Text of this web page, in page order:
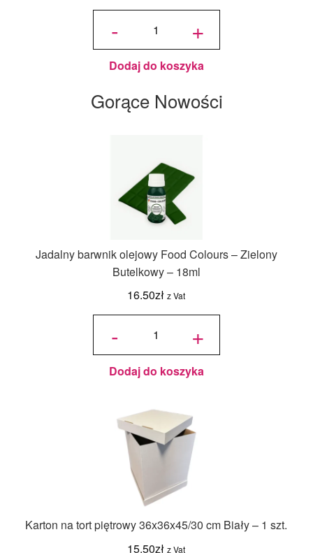
-
ilość
Pastylki
Jasne
125 g -
Wilton
+
Dodaj do koszyka
Gorące Nowości
Jadalny barwnik olejowy Food Colours – Zielony
Butelkowy – 18ml
16.50zł z Vat
-
ilość
olejowy
Food
Colours -
Zielony
Butelkowy
+
Dodaj do koszyka
Karton na tort piętrowy 36x36x45/30 cm Biały – 1 szt.
15.50zł z Vat